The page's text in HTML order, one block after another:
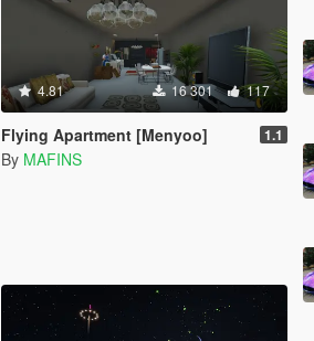
4.81 16 301 117
Flying Apartment [Menyoo] 1.1
By MAFINS